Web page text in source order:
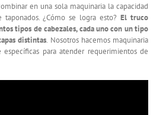
en una sola maquinaria la capacidad
¿Cómo se logra esto?El truco
tipos de cabezales, cada uno con un tipo
distintas. Nosotros hacemos maquinaria
para atender requerimientos de